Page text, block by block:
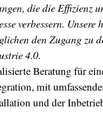
die die Effizienz
verbessern. Unsere
den Zugang zu
4.0.
Beratung für
mit
und der